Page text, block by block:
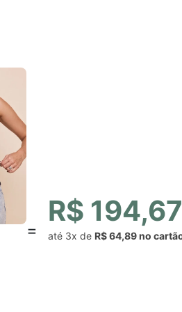
R$ 194,67
até 3x de R$ 64,89